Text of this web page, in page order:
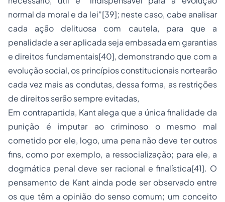
normal da moral e da lei”[39]; neste caso, cabe analisar
cada ação delituosa com cautela, para que a
penalidade a ser aplicada seja embasada em garantias
e direitos fundamentais[40], demonstrando que com a
evolução social, os princípios constitucionais nortearão
cada vez mais as condutas, dessa forma, as restrições
de direitos serão sempre evitadas,
Em contrapartida, Kant alega que a única finalidade da
punição é imputar ao criminoso o mesmo mal
cometido por ele, logo, uma pena não deve ter outros
fins, como por exemplo, a ressocialização; para ele, a
dogmática penal deve ser racional e finalística[41]. O
pensamento de Kant ainda pode ser observado entre
os que têm a opinião do senso comum; um conceito